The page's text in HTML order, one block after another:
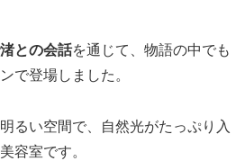
との会話を通じて、物語の中でも
で登場しました。
るい空間で、自然光がたっぷり入
容室です。